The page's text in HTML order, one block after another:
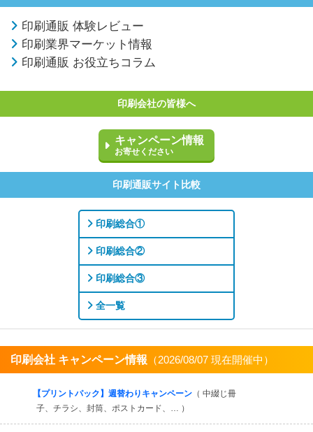
印刷通販 体験レビュー
印刷業界マーケット情報
印刷通販 お役立ちコラム
印刷会社の皆様へ
キャンペーン情報
お寄せください
印刷通販サイト比較
印刷総合①
印刷総合②
印刷総合③
全一覧
印刷会社 キャンペーン情報 （2026/08/07 現在開催中）
【プリントパック】週替わりキャンペーン （ 中綴じ冊
子、チラシ、封筒、ポストカード、… ）